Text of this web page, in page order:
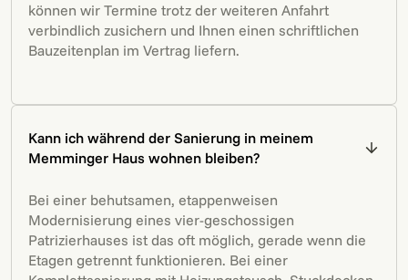
können wir Termine trotz der weiteren Anfahrt
verbindlich zusichern und Ihnen einen schriftlichen
Bauzeitenplan im Vertrag liefern.
Kann ich während der Sanierung in meinem
Memminger Haus wohnen bleiben?
Bei einer behutsamen, etappenweisen
Modernisierung eines vier-geschossigen
Patrizierhauses ist das oft möglich, gerade wenn die
Etagen getrennt funktionieren. Bei einer